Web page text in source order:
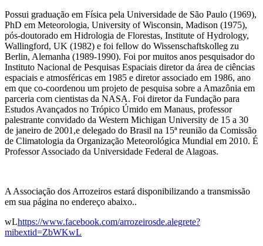
Possui graduação em Física pela Universidade de São Paulo (1969),
PhD em Meteorologia, University of Wisconsin, Madison (1975),
pós-doutorado em Hidrologia de Florestas, Institute of Hydrology,
Wallingford, UK (1982) e foi fellow do Wissenschaftskolleg zu
Berlin, Alemanha (1989-1990). Foi por muitos anos pesquisador do
Instituto Nacional de Pesquisas Espaciais diretor da área de ciências
espaciais e atmosféricas em 1985 e diretor associado em 1986, ano
em que co-coordenou um projeto de pesquisa sobre a Amazônia em
parceria com cientistas da NASA. Foi diretor da Fundação para
Estudos Avançados no Trópico Úmido em Manaus, professor
palestrante convidado da Western Michigan University de 15 a 30
de janeiro de 2001,e delegado do Brasil na 15ª reunião da Comissão
de Climatologia da Organização Meteorológica Mundial em 2010. É
Professor Associado da Universidade Federal de Alagoas.
A Associação dos Arrozeiros estará disponibilizando a transmissão
em sua página no endereço abaixo..
wLhttps://www.facebook.com/arrozeirosde.alegrete?
mibextid=ZbWKwL